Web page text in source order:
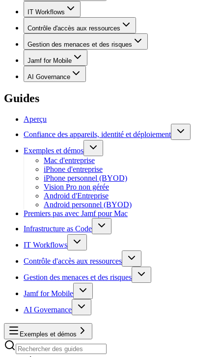
IT Workflows
Contrôle d'accès aux ressources
Gestion des menaces et des risques
Jamf for Mobile
AI Governance
Guides
Aperçu
Confiance des appareils, identité et déploiement
Exemples et démos
Mac d'entreprise
iPhone d'entreprise
iPhone personnel (BYOD)
Vision Pro non gérée
Android d'Entreprise
Android personnel (BYOD)
Premiers pas avec Jamf pour Mac
Infrastructure as Code
IT Workflows
Contrôle d'accès aux ressources
Gestion des menaces et des risques
Jamf for Mobile
AI Governance
Exemples et démos